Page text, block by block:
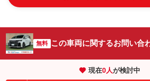
無料 この車両に関するお問い合
現在0人が検討中